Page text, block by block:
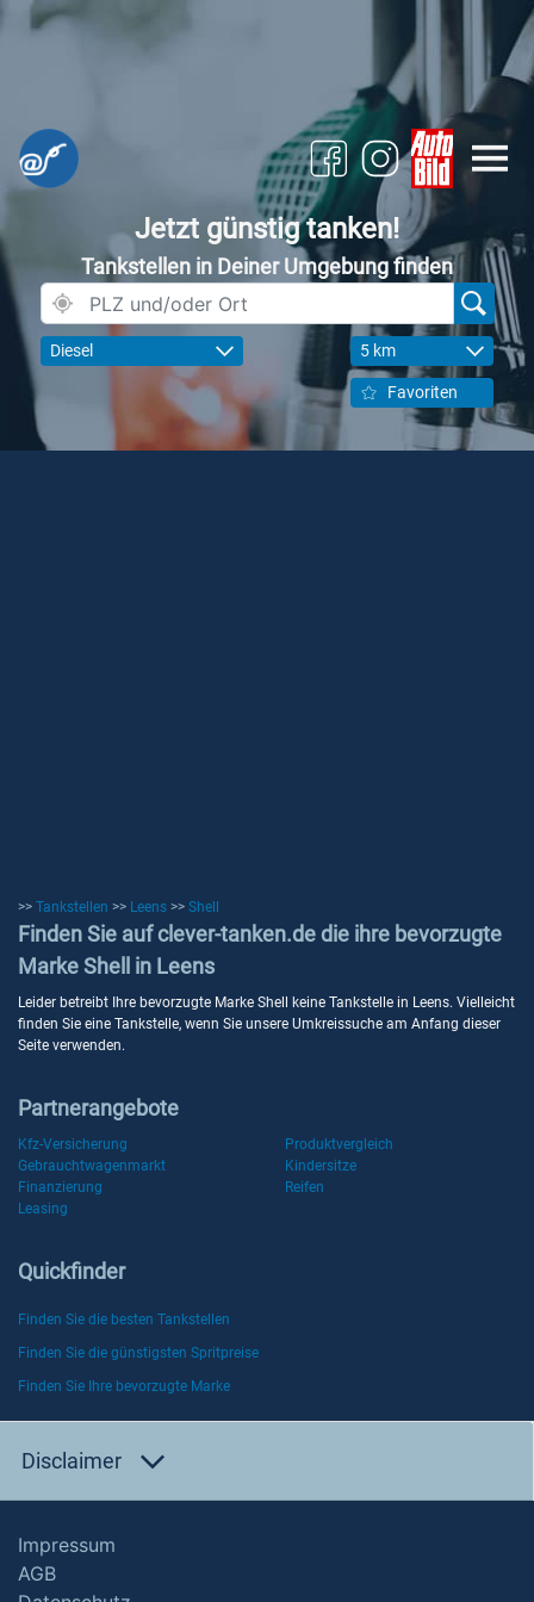
Jetzt günstig tanken!
Tankstellen in Deiner Umgebung finden
Diesel 5 km
Favoriten
>> Tankstellen >> Leens >> Shell
Finden Sie auf clever-tanken.de die ihre bevorzugte
Marke Shell in Leens
Leider betreibt Ihre bevorzugte Marke Shell keine Tankstelle in Leens. Vielleicht
finden Sie eine Tankstelle, wenn Sie unsere Umkreissuche am Anfang dieser
Seite verwenden.
Partnerangebote
Kfz-Versicherung
Produktvergleich
Gebrauchtwagenmarkt
Kindersitze
Finanzierung
Reifen
Leasing
Quickfinder
Finden Sie die besten Tankstellen
Finden Sie die günstigsten Spritpreise
Finden Sie Ihre bevorzugte Marke
Disclaimer
Impressum
AGB